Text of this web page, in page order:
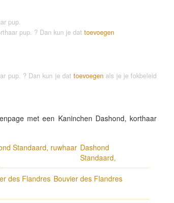
pup.
pup. ? Dan kun je dat toevoegen
pup. ? Dan kun je dattoevoegen als je je fokbeleid
met een Kaninchen Dashond, korthaar
Dashond
Standaard,
Bouvier des Flandres